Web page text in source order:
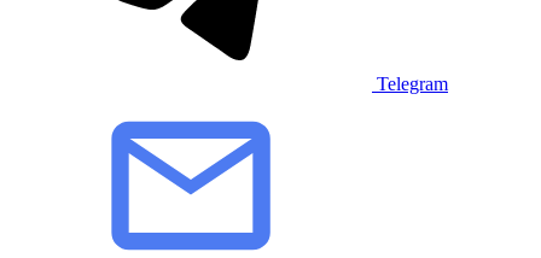
Telegram